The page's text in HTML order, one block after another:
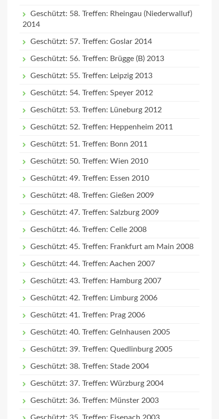
Geschützt: 58. Treffen: Rheingau (Niederwalluf)
2014
Geschützt: 57. Treffen: Goslar 2014
Geschützt: 56. Treffen: Brügge (B) 2013
Geschützt: 55. Treffen: Leipzig 2013
Geschützt: 54. Treffen: Speyer 2012
Geschützt: 53. Treffen: Lüneburg 2012
Geschützt: 52. Treffen: Heppenheim 2011
Geschützt: 51. Treffen: Bonn 2011
Geschützt: 50. Treffen: Wien 2010
Geschützt: 49. Treffen: Essen 2010
Geschützt: 48. Treffen: Gießen 2009
Geschützt: 47. Treffen: Salzburg 2009
Geschützt: 46. Treffen: Celle 2008
Geschützt: 45. Treffen: Frankfurt am Main 2008
Geschützt: 44. Treffen: Aachen 2007
Geschützt: 43. Treffen: Hamburg 2007
Geschützt: 42. Treffen: Limburg 2006
Geschützt: 41. Treffen: Prag 2006
Geschützt: 40. Treffen: Gelnhausen 2005
Geschützt: 39. Treffen: Quedlinburg 2005
Geschützt: 38. Treffen: Stade 2004
Geschützt: 37. Treffen: Würzburg 2004
Geschützt: 36. Treffen: Münster 2003